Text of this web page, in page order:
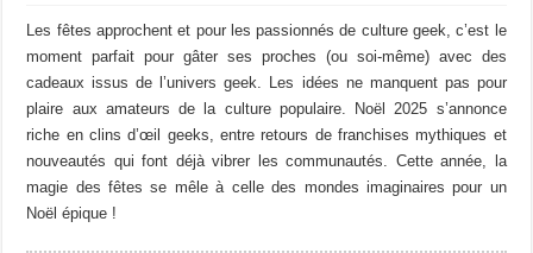
Les fêtes approchent et pour les passionnés de culture geek, c’est le
moment parfait pour gâter ses proches (ou soi-même) avec des
cadeaux issus de l’univers geek. Les idées ne manquent pas pour
plaire aux amateurs de la culture populaire. Noël 2025 s’annonce
riche en clins d’œil geeks, entre retours de franchises mythiques et
nouveautés qui font déjà vibrer les communautés. Cette année, la
magie des fêtes se mêle à celle des mondes imaginaires pour un
Noël épique !